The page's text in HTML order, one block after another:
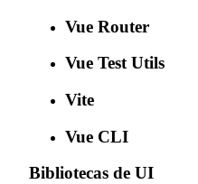
Vue Router
Vue Test Utils
Vite
Vue CLI
Bibliotecas de UI